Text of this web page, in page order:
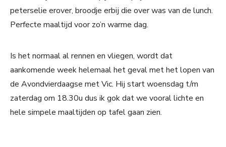
peterselie erover, broodje erbij die over was van de lunch.
Perfecte maaltijd voor zo’n warme dag.
Is het normaal al rennen en vliegen, wordt dat
aankomende week helemaal het geval met het lopen van
de Avondvierdaagse met Vic. Hij start woensdag t/m
zaterdag om 18.30u dus ik gok dat we vooral lichte en
hele simpele maaltijden op tafel gaan zien.